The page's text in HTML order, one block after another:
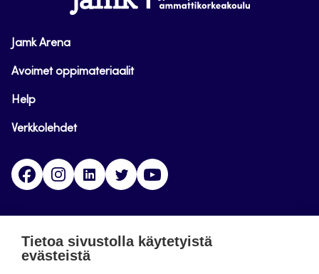
Jamk Arena
Avoimet oppimateriaalit
Help
Verkkolehdet
FacebookInstagramLinkedinTwitter
Tietoa sivustolla käytetyistä
evästeistä